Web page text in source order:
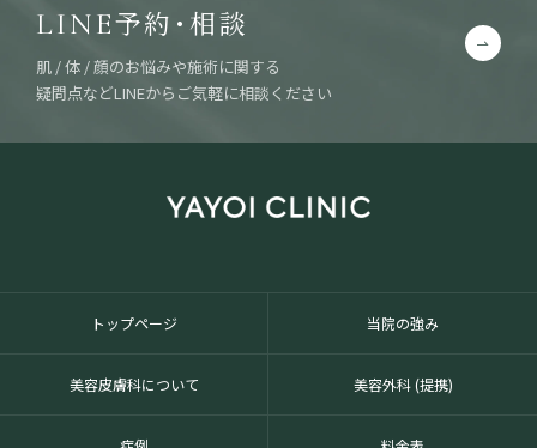
LINE予約・相談
肌 / 体 / 顔のお悩みや施術に関する
疑問点などLINEからご気軽に相談ください
トップページ 当院の強み
美容皮膚科について 美容外科 (提携)